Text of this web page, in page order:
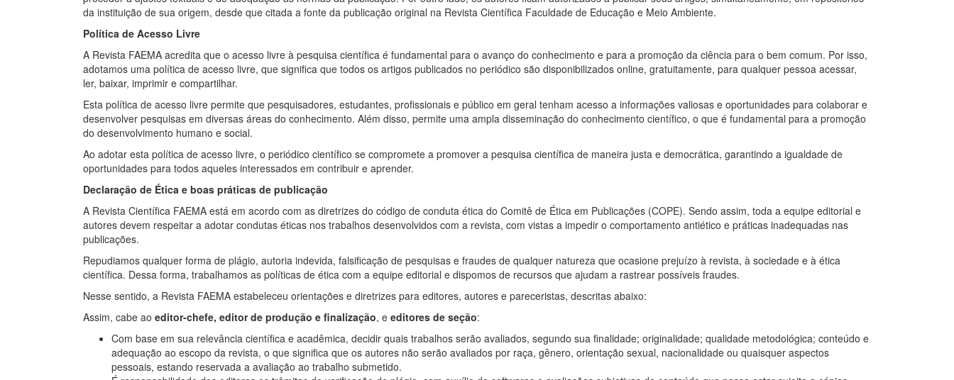
da instituição de sua origem, desde que citada a fonte da publicação original na Revista Científica Faculdade de Educação e Meio Ambiente.
Política de Acesso Livre
A Revista FAEMA acredita que o acesso livre à pesquisa científica é fundamental para o avanço do conhecimento e para a promoção da ciência para o bem comum. Por isso,
adotamos uma política de acesso livre, que significa que todos os artigos publicados no periódico são disponibilizados online, gratuitamente, para qualquer pessoa acessar,
ler, baixar, imprimir e compartilhar.
Esta política de acesso livre permite que pesquisadores, estudantes, profissionais e público em geral tenham acesso a informações valiosas e oportunidades para colaborar e
desenvolver pesquisas em diversas áreas do conhecimento. Além disso, permite uma ampla disseminação do conhecimento científico, o que é fundamental para a promoção
do desenvolvimento humano e social.
Ao adotar esta política de acesso livre, o periódico científico se compromete a promover a pesquisa científica de maneira justa e democrática, garantindo a igualdade de
oportunidades para todos aqueles interessados em contribuir e aprender.
Declaração de Ética e boas práticas de publicação
A Revista Científica FAEMA está em acordo com as diretrizes do código de conduta ética do Comitê de Ética em Publicações (COPE). Sendo assim, toda a equipe editorial e
autores devem respeitar a adotar condutas éticas nos trabalhos desenvolvidos com a revista, com vistas a impedir o comportamento antiético e práticas inadequadas nas
publicações.
Repudiamos qualquer forma de plágio, autoria indevida, falsificação de pesquisas e fraudes de qualquer natureza que ocasione prejuízo à revista, à sociedade e à ética
científica. Dessa forma, trabalhamos as políticas de ética com a equipe editorial e dispomos de recursos que ajudam a rastrear possíveis fraudes.
Nesse sentido, a Revista FAEMA estabeleceu orientações e diretrizes para editores, autores e pareceristas, descritas abaixo:
Assim, cabe ao editor-chefe, editor de produção e finalização, e editores de seção:
Com base em sua relevância científica e acadêmica, decidir quais trabalhos serão avaliados, segundo sua finalidade; originalidade; qualidade metodológica; conteúdo e
adequação ao escopo da revista, o que significa que os autores não serão avaliados por raça, gênero, orientação sexual, nacionalidade ou quaisquer aspectos
pessoais, estando reservada a avaliação ao trabalho submetido.